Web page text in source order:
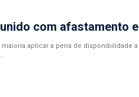
com afastamento e
aplicar a pena de disponibilidade a